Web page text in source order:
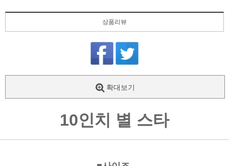
상품리뷰
확대보기
10인치 별 스타